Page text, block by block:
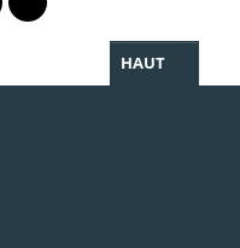
Linkedin
le profil Facebook
vers le profil Twitter
Partager par WhatsApp
HAUT